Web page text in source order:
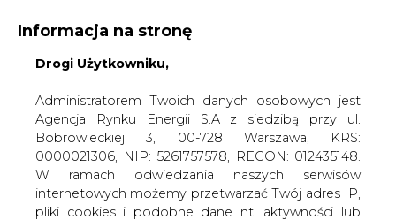
KONTAKT:
WYDAWCA PORTALU:
WYSOKI KONTRAST WIELKOŚĆ TEKSTU A A
ZALOGUJ SIĘ
Informacja na stronę
Drogi Użytkowniku,
Administratorem Twoich danych osobowych jest
Agencja Rynku Energii S.A z siedzibą przy ul.
Bobrowieckiej 3, 00-728 Warszawa, KRS:
0000021306, NIP: 5261757578, REGON: 012435148.
W ramach odwiedzania naszych serwisów
internetowych możemy przetwarzać Twój adres IP,
pliki cookies i podobne dane nt. aktywności lub